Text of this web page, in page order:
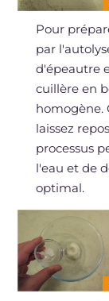
Pour
par
d'épeautre
cuillère en
homogène.
laissez
processus
l'eau et de
optimal.